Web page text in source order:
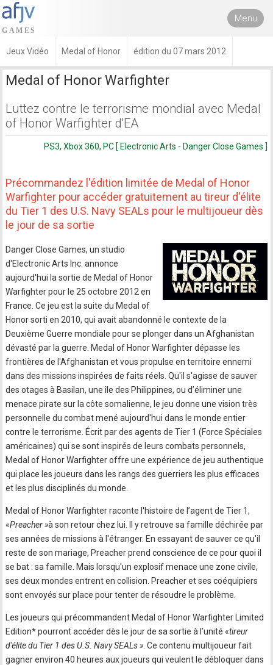
Menu
Jeux Vidéo Medal of Honor édition du 07 mars 2012
Medal of Honor Warfighter
Luttez contre le terrorisme mondial avec Medal
of Honor Warfighter d'EA
PS3, Xbox 360, PC [ Electronic Arts - Danger Close Games ]
Précommandez l'édition limitée de Medal of Honor
Warfighter pour accéder gratuitement au tireur d'élite
du Tier 1 des U.S. Navy SEALs pour le multijoueur dès
le jour de sa sortie
Danger Close Games, un studio
d'Electronic Arts Inc. annonce
aujourd'hui la sortie de Medal of Honor
Warfighter pour le 25 octobre 2012 en
France. Ce jeu est la suite du Medal of
Honor sorti en 2010, qui avait abandonné le contexte de la
Deuxième Guerre mondiale pour se plonger dans un Afghanistan
dévasté par la guerre. Medal of Honor Warfighter dépasse les
frontières de l'Afghanistan et vous propulse en territoire ennemi
dans des missions inspirées de faits réels. Qu'il s'agisse de sauver
des otages à Basilan, une île des Philippines, ou d’éliminer une
menace pirate sur la côte somalienne, le jeu donne une vision très
personnelle du combat mené aujourd'hui dans le monde entier
contre le terrorisme. Écrit par des agents de Tier 1 (Force Spéciales
américaines) qui se sont inspirés de leurs combats personnels,
Medal of Honor Warfighter offre une expérience de jeu authentique
qui place les joueurs dans les rangs des guerriers les plus efficaces
et les plus disciplinés du monde.
Medal of Honor Warfighter raconte l'histoire de l’agent de Tier 1,
«Preacher »à son retour chez lui. Il y retrouve sa famille déchirée par
ses années de missions à l'étranger. En essayant de sauver ce qu'il
reste de son mariage, Preacher prend conscience de ce pour quoi il
se bat : sa famille. Mais lorsqu'un explosif menace une zone civile,
ses deux mondes entrent en collision. Preacher et ses coéquipiers
sont envoyés sur place pour tenter de résoudre le problème.
Les joueurs qui précommandent Medal of Honor Warfighter Limited
Edition* pourront accéder dès le jour de sa sortie à l’unité «tireur
d'élite du Tier 1 des U.S. Navy SEALs » . Ce contenu multijoueur fait
gagner environ 40 heures aux joueurs qui veulent le débloquer dans